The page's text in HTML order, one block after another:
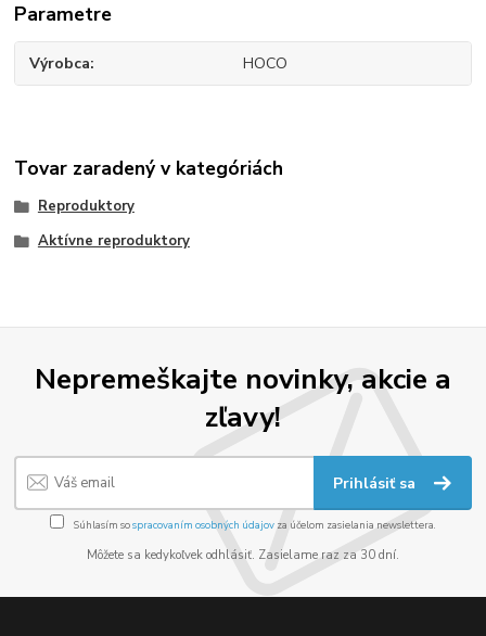
Parametre
Výrobca HOCO
Tovar zaradený v kategóriách
Reproduktory
Aktívne reproduktory
Nepremeškajte novinky, akcie a
zľavy!
Prihlásiť sa
Súhlasím sospracovaním osobných údajov za účelom zasielania newslettera.
Môžete sa kedykoľvek odhlásiť. Zasielame raz za 30 dní.